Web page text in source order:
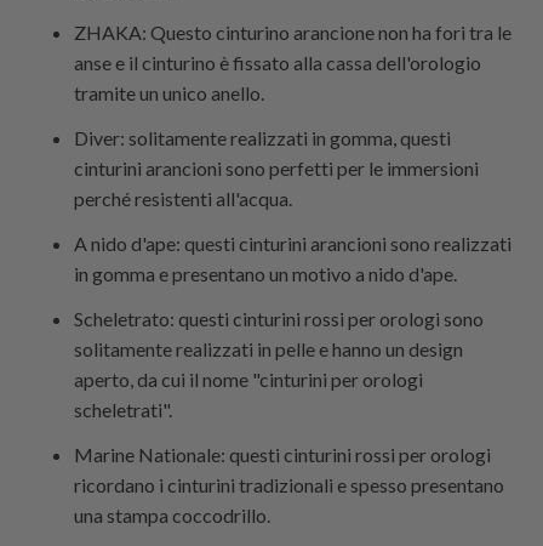
ZHAKA: Questo cinturino arancione non ha fori tra le
anse e il cinturino è fissato alla cassa dell'orologio
tramite un unico anello.
Diver: solitamente realizzati in gomma, questi
cinturini arancioni sono perfetti per le immersioni
perché resistenti all'acqua.
A nido d'ape: questi cinturini arancioni sono realizzati
in gomma e presentano un motivo a nido d'ape.
Scheletrato: questi cinturini rossi per orologi sono
solitamente realizzati in pelle e hanno un design
aperto, da cui il nome "cinturini per orologi
scheletrati".
Marine Nationale: questi cinturini rossi per orologi
ricordano i cinturini tradizionali e spesso presentano
una stampa coccodrillo.